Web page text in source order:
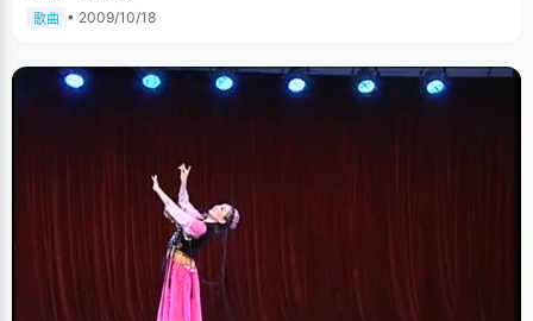
歌曲 • 2009/10/18